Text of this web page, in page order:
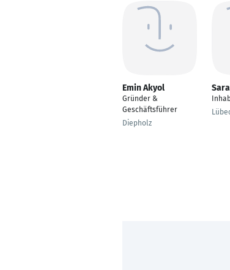
Emin Akyol
Gründer &
Geschäftsführer
Diepholz